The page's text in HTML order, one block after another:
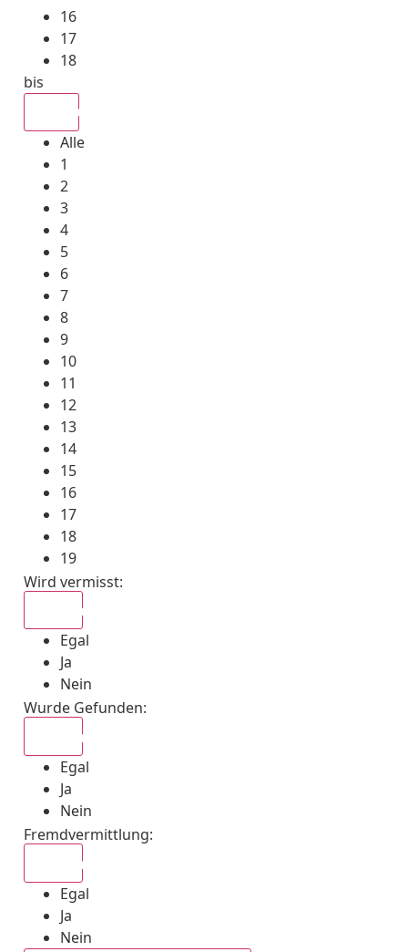
16
17
18
bis
Alle
1
2
3
4
5
6
7
8
9
10
11
12
13
14
15
16
17
18
19
Wird vermisst:
Egal
Ja
Nein
Wurde Gefunden:
Egal
Ja
Nein
Fremdvermittlung:
Egal
Ja
Nein